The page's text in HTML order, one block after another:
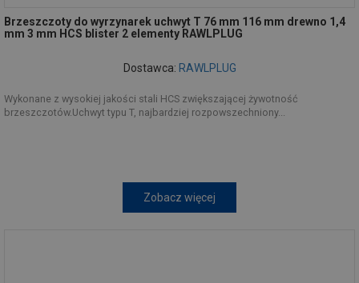
Brzeszczoty do wyrzynarek uchwyt T 76 mm 116 mm drewno 1,4
mm 3 mm HCS blister 2 elementy RAWLPLUG
Dostawca: RAWLPLUG
Wykonane z wysokiej jakości stali HCS zwiększającej żywotność
brzeszczotów.Uchwyt typu T, najbardziej rozpowszechniony...
Zobacz więcej